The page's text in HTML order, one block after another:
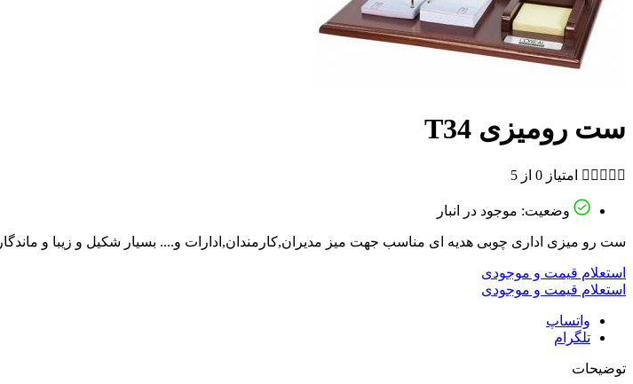
ست رومیزی T34
     امتیاز 0 از 5
وضعیت: موجود در انبار
ست رو میزی اداری چوبی هدیه ای مناسب جهت میز مدیران,کارمندان,ادارات و.... بسیار شکیل و زیبا و ماندگار
استعلام قیمت و موجودی
استعلام قیمت و موجودی
واتساپ
تلگرام
توضیحات